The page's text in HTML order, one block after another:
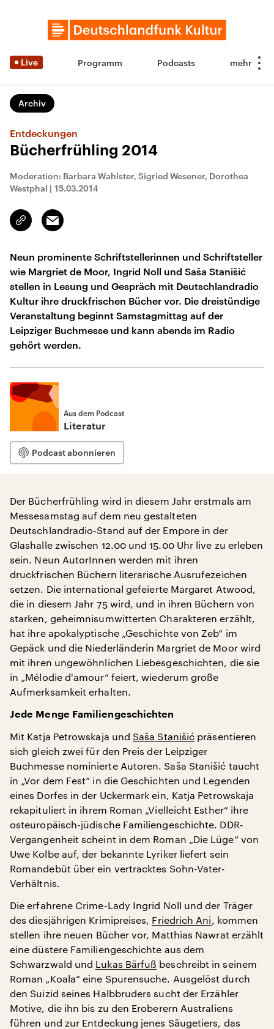
Live Programm Podcasts
Archiv
Entdeckungen
Bücherfrühling 2014
Moderation: Barbara Wahlster, Sigried Wesener, Dorothea
Westphal | 15.03.2014
Link
kopieren/teilen
Email
Neun prominente Schriftstellerinnen und Schriftsteller
wie Margriet de Moor, Ingrid Noll und Saša Stanišić
stellen in Lesung und Gespräch mit Deutschlandradio
Kultur ihre druckfrischen Bücher vor. Die dreistündige
Veranstaltung beginnt Samstagmittag auf der
Leipziger Buchmesse und kann abends im Radio
gehört werden.
Aus dem Podcast
Literatur
Podcast abonnieren
Der Bücherfrühling wird in diesem Jahr erstmals am
Messesamstag auf dem neu gestalteten
Deutschlandradio-Stand auf der Empore in der
Glashalle zwischen 12.00 und 15.00 Uhr live zu erleben
sein. Neun AutorInnen werden mit ihren
druckfrischen Büchern literarische Ausrufezeichen
setzen. Die international gefeierte Margaret Atwood,
die in diesem Jahr 75 wird, und in ihren Büchern von
starken, geheimnisumwitterten Charakteren erzählt,
hat ihre apokalyptische „Geschichte von Zeb“ im
Gepäck und die Niederländerin Margriet de Moor wird
mit ihren ungewöhnlichen Liebesgeschichten, die sie
in „Mélodie d'amour“ feiert, wiederum große
Aufmerksamkeit erhalten.
Jede Menge Familiengeschichten
Mit Katja Petrowskaja und Saša Stanišić präsentieren
sich gleich zwei für den Preis der Leipziger
Buchmesse nominierte Autoren. Saša Stanišić taucht
in „Vor dem Fest“ in die Geschichten und Legenden
eines Dorfes in der Uckermark ein, Katja Petrowskaja
rekapituliert in ihrem Roman „Vielleicht Esther“ ihre
osteuropäisch-jüdische Familiengeschichte. DDR-
Vergangenheit scheint in dem Roman „Die Lüge“ von
Uwe Kolbe auf, der bekannte Lyriker liefert sein
Romandebüt über ein vertracktes Sohn-Vater-
Verhältnis.
Die erfahrene Crime-Lady Ingrid Noll und der Träger
des diesjährigen Krimipreises, Friedrich Ani , kommen
stellen ihre neuen Bücher vor, Matthias Nawrat erzählt
eine düstere Familiengeschichte aus dem
Schwarzwald und Lukas Bärfuß beschreibt in seinem
Roman „Koala“ eine Spurensuche. Ausgelöst durch
den Suizid seines Halbbruders sucht der Erzähler
Motive, die ihn bis zu den Eroberern Australiens
führen und zur Entdeckung jenes Säugetiers, das